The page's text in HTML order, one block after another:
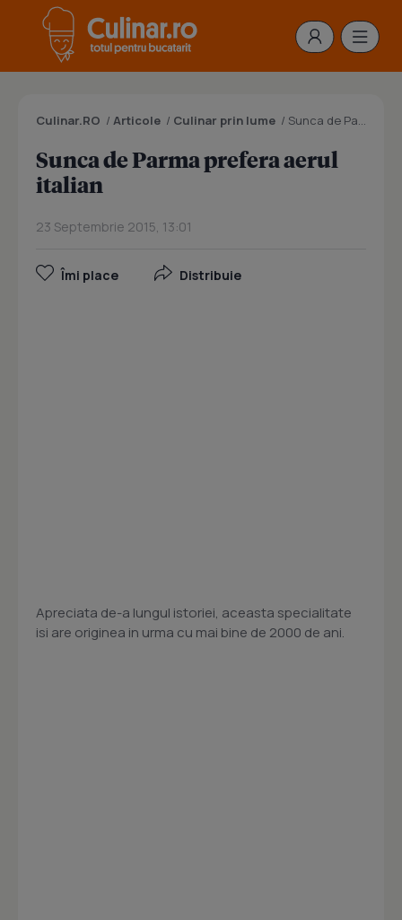
Culinar.RO / Articole / Culinar prin lume / Sunca de Parma prefera aerul italian
Sunca de Parma prefera aerul
italian
23 Septembrie 2015, 13:01
Îmi place Distribuie
Apreciata de-a lungul istoriei, aceasta specialitate
isi are originea in urma cu mai bine de 2000 de ani.